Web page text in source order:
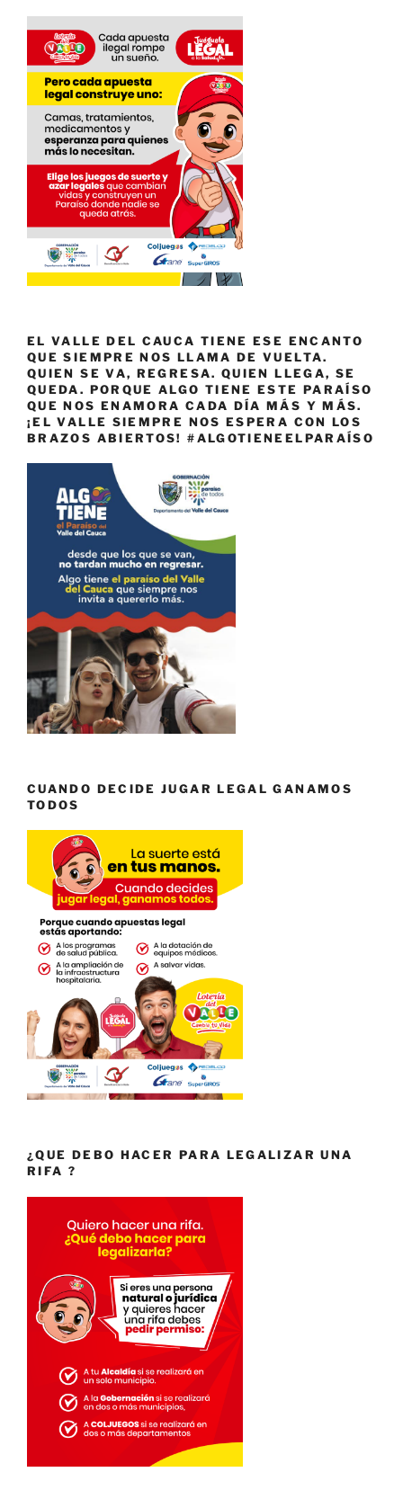
EL VALLE DEL CAUCA TIENE ESE ENCANTO
QUE SIEMPRE NOS LLAMA DE VUELTA.
QUIEN SE VA, REGRESA. QUIEN LLEGA, SE
QUEDA. PORQUE ALGO TIENE ESTE PARAÍSO
QUE NOS ENAMORA CADA DÍA MÁS Y MÁS.
¡EL VALLE SIEMPRE NOS ESPERA CON LOS
BRAZOS ABIERTOS! #ALGOTIENEELPARAÍSO
CUANDO DECIDE JUGAR LEGAL GANAMOS
TODOS
¿QUE DEBO HACER PARA LEGALIZAR UNA
RIFA ?